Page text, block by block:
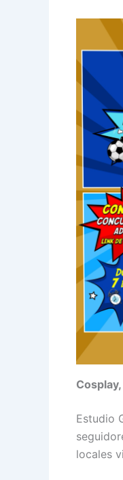
Estudio
locales